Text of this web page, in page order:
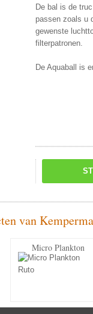
De bal is de
passen zoals u
gewenste
filterpatronen.
De Aquaball is
van
Micro Plankton